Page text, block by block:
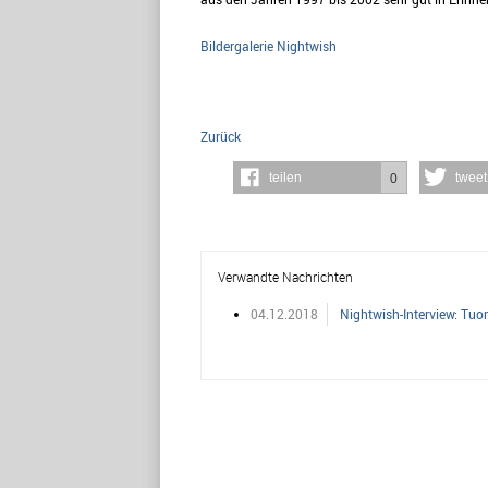
Bildergalerie Nightwish
Zurück
teilen 0 tweet
Verwandte Nachrichten
04.12.2018 Nightwish-Interview: